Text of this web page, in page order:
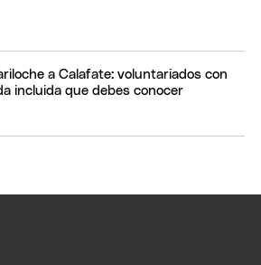
a Calafate: voluntariados con
incluida que debes conocer